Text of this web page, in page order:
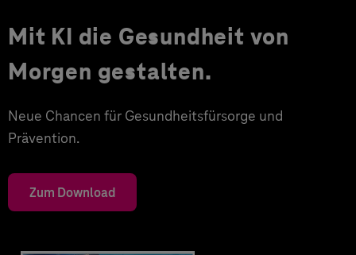
Mit KI die Gesundheit von
Morgen gestalten.
Neue Chancen für Gesundheitsfürsorge und
Prävention.
Zum Download